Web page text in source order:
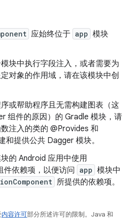
应始终位于 app 模块
块中执行字段注入，或者需要为
对象的作用域，请在该模块中创
或帮助程序且无需构建图表（这
组件的原因）的 Gradle 模块，请
注入的类的 @Provides 和
和提供公共 Dagger 模块。
的 Android 应用中使用
件依赖项，以便访问 app 模块中
所提供的依赖项。
内容许可部分所述许可的限制。Java 和